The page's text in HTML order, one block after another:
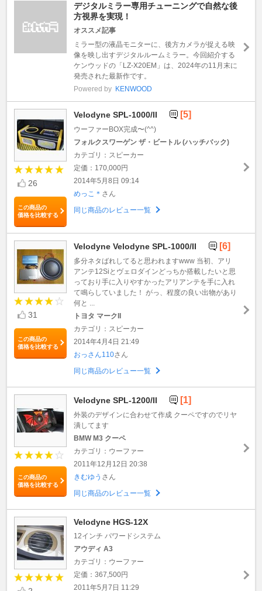
デジタルミラー専用チューニングで自然な後
方視界を実現！
オススメ記事
ミラー型の液晶モニターに、後方カメラが捉える映
像を映し出すデジタルルームミラー。今回紹介する
ケンウッドの「LZ-X20EM」は、2024年の11月末に
発売された最新作です。
Powered by KENWOOD
26
この商品の
価格を比較する
Velodyne SPL-1000/II [5]
ウーファーBOX完成〜(^^)
フォルクスワーゲン ザ・ビートル (ハッチバック)
カテゴリ：スピーカー
定価：170,000円
2014年5月8日 09:14
めっこ＊ さん
同じ商品のレビュー一覧
31
この商品の
価格を比較する
Velodyne Velodyne SPL-1000/II [6]
多分ネタばれしてると思われますwww 当初、アリ
アンテ12Siとヴェロダインどっちか搭載したいと思
っており手に入りやすかったアリアンテを手に入れ
て鳴らしていました！ がっ、程度の良い出物があり
何と ...
トヨタ マークII
カテゴリ：スピーカー
2014年4月4日 21:49
おっさん110さん
同じ商品のレビュー一覧
この商品の
価格を比較する
Velodyne SPL-1200/II [1]
外装のデザインに合わせて作成 クーペですのでリヤ
潰してます
BMW M3 クーペ
カテゴリ：ウーファー
2011年12月12日 20:38
きむゆう さん
同じ商品のレビュー一覧
Velodyne HGS-12X
12インチ パワードシステム
アウディ A3
カテゴリ：ウーファー
定価：367,500円
2011年5月7日 11:29